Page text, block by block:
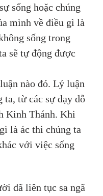
sống hoặc chúng
mình về điều gì là
sống trong
sẽ tự động được
nào đó. Lý luận
ta, từ các sự dạy dỗ
Kinh Thánh. Khi
là ác thì chúng ta
với việc sống
đã liên tục sa ngã